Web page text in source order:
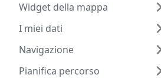
Widget della mappa
I miei dati
Navigazione
Pianifica percorso